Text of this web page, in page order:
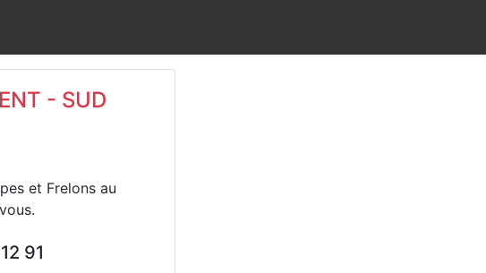
- SUD
et Frelons au
91